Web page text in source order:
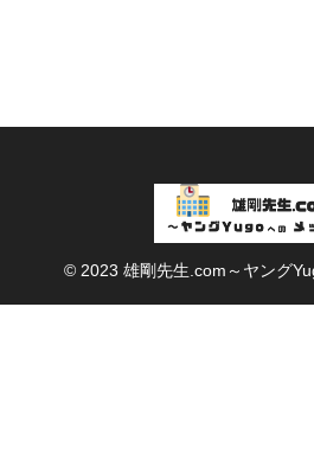
© 2023 雄剛先生.com～ヤング